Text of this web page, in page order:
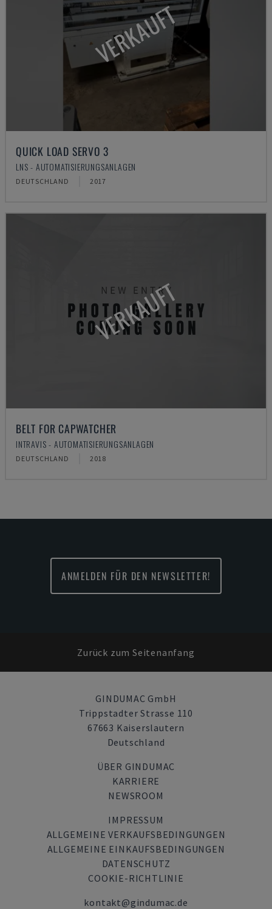
VERKAUFT
QUICK LOAD SERVO 3
LNS - AUTOMATISIERUNGSANLAGEN
DEUTSCHLAND 2017
VERKAUFT
BELT FOR CAPWATCHER
INTRAVIS - AUTOMATISIERUNGSANLAGEN
DEUTSCHLAND 2018
ANMELDEN FÜR DEN NEWSLETTER!
Zurück zum Seitenanfang
GINDUMAC GmbH
Trippstadter Strasse 110
67663 Kaiserslautern
Deutschland
ÜBER GINDUMAC
KARRIERE
NEWSROOM
IMPRESSUM
ALLGEMEINE VERKAUFSBEDINGUNGEN
ALLGEMEINE EINKAUFSBEDINGUNGEN
DATENSCHUTZ
COOKIE-RICHTLINIE
kontakt@gindumac.de